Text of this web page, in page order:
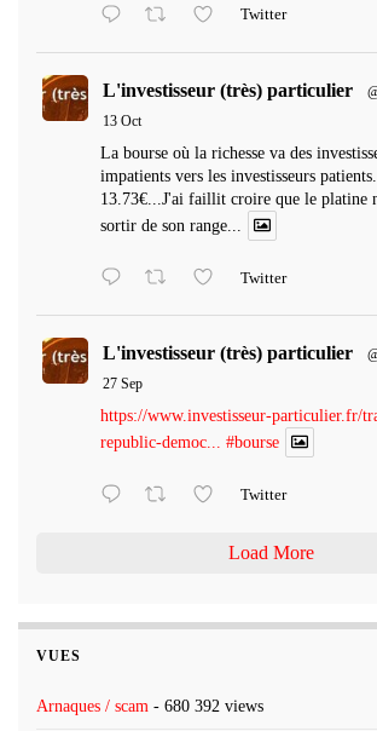
Twitter
L'investisseur (très) particulier
13 Oct
La bourse où la richesse va des
impatients vers les investisseurs patients.
13.73€...J'ai faillit croire que le platine
sortir de son range...
Twitter
L'investisseur (très) particulier
27 Sep
https://www.investisseur-particulier.fr/
republic-democ... #bourse
Twitter
Load More
VUES
Arnaques / scam - 680 392 views